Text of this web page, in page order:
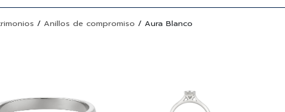
/ Anillos de compromiso / Aura Blanco